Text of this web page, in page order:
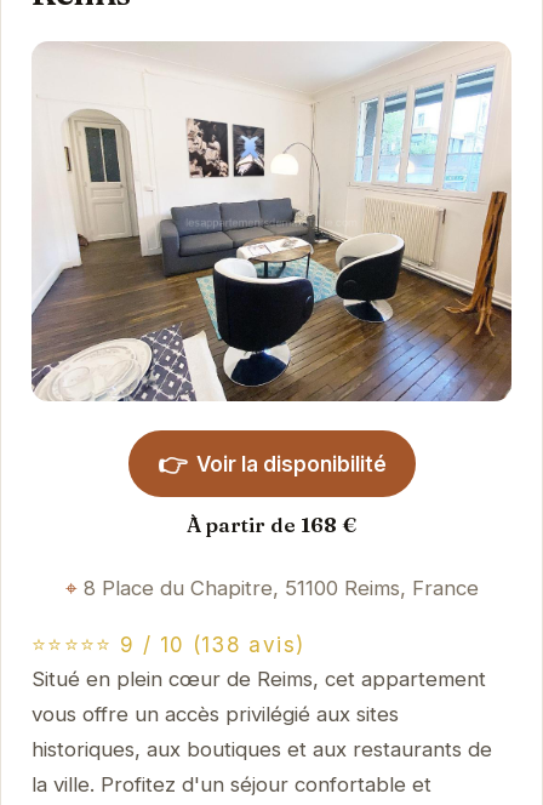
👉 Voir la disponibilité
À partir de 168 €
8 Place du Chapitre, 51100 Reims, France
⭐⭐⭐⭐⭐ 9 / 10 (138 avis)
Situé en plein cœur de Reims, cet appartement
vous offre un accès privilégié aux sites
historiques, aux boutiques et aux restaurants de
la ville. Profitez d'un séjour confortable et